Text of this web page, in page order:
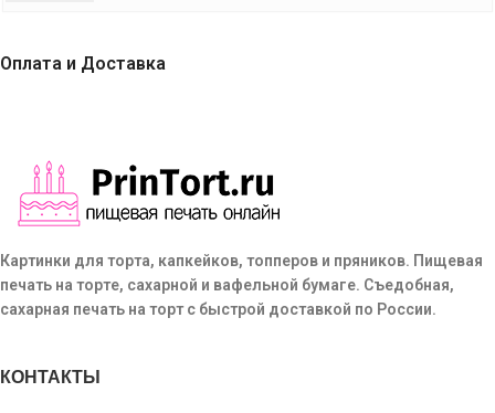
Оплата и Доставка
Картинки для торта, капкейков, топперов и пряников. Пищевая
печать на торте, сахарной и вафельной бумаге. Съедобная,
сахарная печать на торт с быстрой доставкой по России.
КОНТАКТЫ